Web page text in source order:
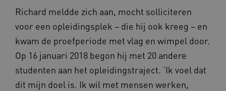
Richard meldde zich aan, mocht solliciteren
voor een opleidingsplek – die hij ook kreeg – en
kwam de proefperiode met vlag en wimpel door.
Op 16 januari 2018 begon hij met 20 andere
studenten aan het opleidingstraject. ‘Ik voel dat
dit mijn doel is. Ik wil met mensen werken,
ARRAffinity
Microsoft Corporation
.waardigheidentrots.nl
Google Privacy Policy